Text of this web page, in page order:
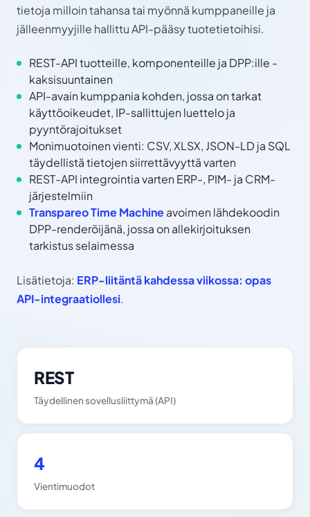
tietoja milloin tahansa tai myönnä kumppaneille ja
jälleenmyyjille hallittu API-pääsy tuotetietoihisi.
REST-API tuotteille, komponenteille ja DPP:ille -
kaksisuuntainen
API-avain kumppania kohden, jossa on tarkat
käyttöoikeudet, IP-sallittujen luettelo ja
pyyntörajoitukset
Monimuotoinen vienti: CSV, XLSX, JSON-LD ja SQL
täydellistä tietojen siirrettävyyttä varten
REST-API integrointia varten ERP-, PIM- ja CRM-
järjestelmiin
Transpareo Time Machineavoimen lähdekoodin
DPP-renderöijänä, jossa on allekirjoituksen
tarkistus selaimessa
Lisätietoja: ERP-liitäntä kahdessa viikossa: opas
API-integraatiollesi.
REST
Täydellinen sovellusliittymä (API)
4
Vientimuodot